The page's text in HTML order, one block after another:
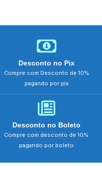
Desconto no Pix
Compre com Desconto de 10%
pagando por pix
Desconto no Boleto
Compre com desconto de 10%
pagando por boleto